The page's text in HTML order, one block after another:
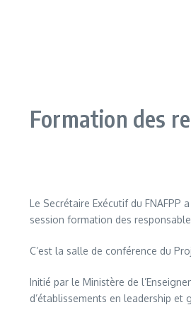
Formation des
Le Secrétaire Exécutif du FNAFPP
session formation des
C’est la salle de conférence du
Initié par le Ministère de
d’établissements en leadership